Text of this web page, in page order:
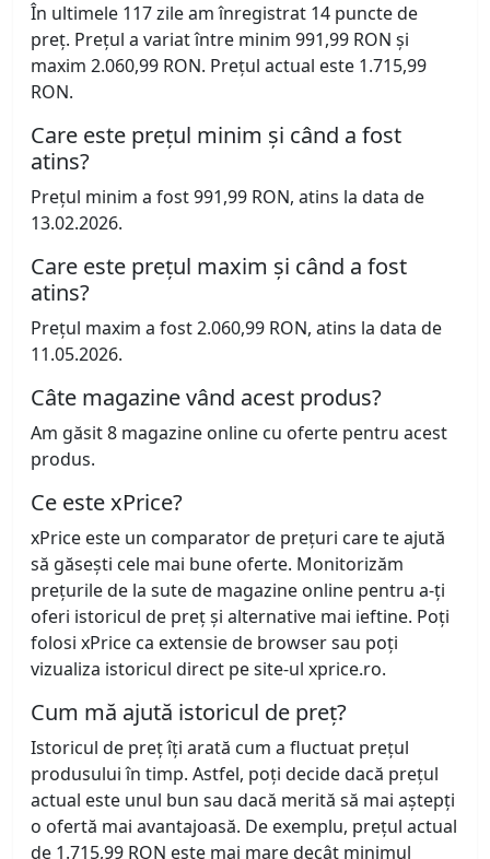
În ultimele 117 zile am înregistrat 14 puncte de
preț. Prețul a variat între minim 991,99 RON și
maxim 2.060,99 RON. Prețul actual este 1.715,99
RON.
Care este prețul minim și când a fost
atins?
Prețul minim a fost 991,99 RON, atins la data de
13.02.2026.
Care este prețul maxim și când a fost
atins?
Prețul maxim a fost 2.060,99 RON, atins la data de
11.05.2026.
Câte magazine vând acest produs?
Am găsit 8 magazine online cu oferte pentru acest
produs.
Ce este xPrice?
xPrice este un comparator de prețuri care te ajută
să găsești cele mai bune oferte. Monitorizăm
prețurile de la sute de magazine online pentru a-ți
oferi istoricul de preț și alternative mai ieftine. Poți
folosi xPrice ca extensie de browser sau poți
vizualiza istoricul direct pe site-ul xprice.ro.
Cum mă ajută istoricul de preț?
Istoricul de preț îți arată cum a fluctuat prețul
produsului în timp. Astfel, poți decide dacă prețul
actual este unul bun sau dacă merită să mai aștepți
o ofertă mai avantajoasă. De exemplu, prețul actual
de 1.715,99 RON este mai mare decât minimul